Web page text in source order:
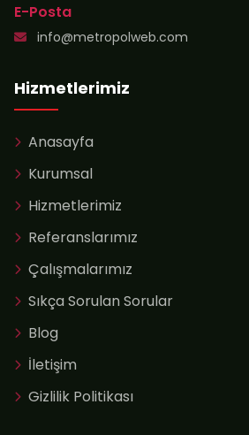
E-Posta
info@metropolweb.com
Hizmetlerimiz
Anasayfa
Kurumsal
Hizmetlerimiz
Referanslarımız
Çalışmalarımız
Sıkça Sorulan Sorular
Blog
İletişim
Gizlilik Politikası